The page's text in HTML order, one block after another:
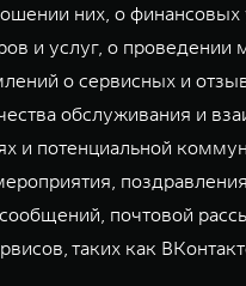
них, о финансовых
и услуг, о проведении
о сервисных и
обслуживания и
и потенциальной
почтовой
таких как